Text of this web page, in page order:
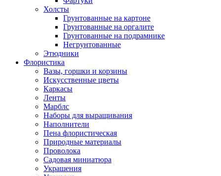
Холсты
Грунтованные на картоне
Грунтованные на оргалите
Грунтованные на подрамнике
Негрунтованные
Этюдники
Флористика
Вазы, горшки и корзины
Искусственные цветы
Каркасы
Ленты
Марблс
Наборы для выращивания
Наполнители
Пена флористическая
Природные материалы
Проволока
Садовая миниатюра
Украшения